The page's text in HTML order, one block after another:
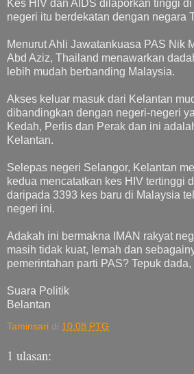
Kes HIV dan AIDS dilaporkan tinggi
negeri itu berdekatan dengan negara
Menurut Ahli Jawatankuasa PAS Nik
Abd Aziz, Thailand menawarkan
lebih mudah berbanding Malaysia.
Akses keluar masuk dari Kelantan
dibandingkan dengan negeri-negeri
Kedah, Perlis dan Perak dan ini
Kelantan.
Selepas negeri Selangor, Kelantan
kedua mencatatkan kes HIV tertinggi
daripada 3393 kes baru di Malaysia
negeri ini.
Adakah ini bermakna IMAN rakyat
masih tidak kuat, lemah dan
pemerintahan parti PAS? Tepuk
Suara Politik
Belantan
Taminsari di 10:08 PTG
1 ulasan: